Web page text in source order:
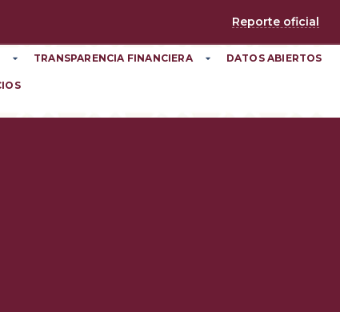
Reporte oficial
TRANSPARENCIA FINANCIERA DATOS ABIERTOS